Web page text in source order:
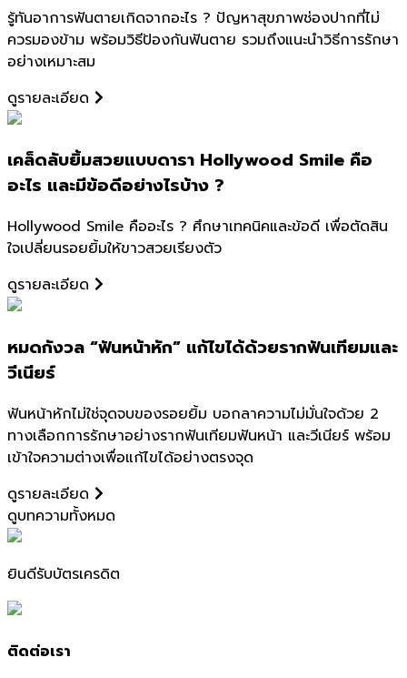
รู้ทันอาการฟันตายเกิดจากอะไร ? ปัญหาสุขภาพช่องปากที่ไม่
ควรมองข้าม พร้อมวิธีป้องกันฟันตาย รวมถึงแนะนำวิธีการรักษา
อย่างเหมาะสม
ดูรายละเอียด
เคล็ดลับยิ้มสวยแบบดารา Hollywood Smile คือ
อะไร และมีข้อดีอย่างไรบ้าง ?
Hollywood Smile คืออะไร ? ศึกษาเทคนิคและข้อดี เพื่อตัดสิน
ใจเปลี่ยนรอยยิ้มให้ขาวสวยเรียงตัว
ดูรายละเอียด
หมดกังวล “ฟันหน้าหัก” แก้ไขได้ด้วยรากฟันเทียมและ
วีเนียร์
ฟันหน้าหักไม่ใช่จุดจบของรอยยิ้ม บอกลาความไม่มั่นใจด้วย 2
ทางเลือกการรักษาอย่างรากฟันเทียมฟันหน้า และวีเนียร์ พร้อม
เข้าใจความต่างเพื่อแก้ไขได้อย่างตรงจุด
ดูรายละเอียด
ดูบทความทั้งหมด
ยินดีรับบัตรเครดิต
ติดต่อเรา